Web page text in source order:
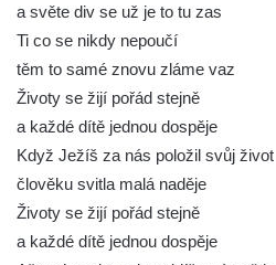
a světe div se už je to tu zas
Ti co se nikdy nepoučí
těm to samé znovu zláme vaz
Životy se žijí pořád stejně
a každé dítě jednou dospěje
Když Ježíš za nás položil svůj život
člověku svitla malá naděje
Životy se žijí pořád stejně
a každé dítě jednou dospěje